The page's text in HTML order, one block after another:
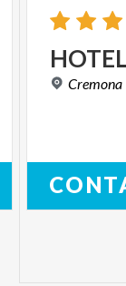
18:40 -
(djset - punk
19:30 -
PALAZZO
HOTEL
Cremona